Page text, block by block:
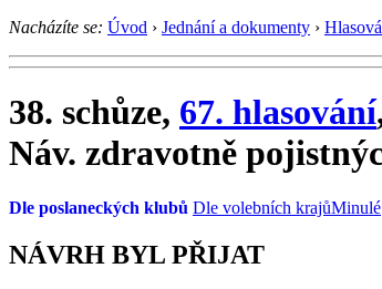
Nacházíte se: Úvod › Jednání a dokumenty ›
38. schůze, 67. hlasování
Náv. zdravotně
Dle poslaneckých klubů Dle volebních krajůMinulé
NÁVRH BYL PŘIJAT